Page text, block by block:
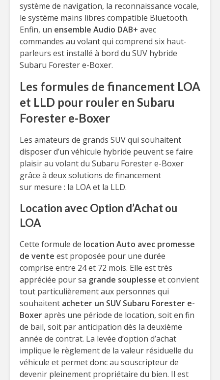
système de navigation, la reconnaissance vocale,
le système mains libres compatible Bluetooth.
Enfin, un ensemble Audio DAB+ avec
commandes au volant qui comprend six haut-
parleurs est installé à bord du SUV hybride
Subaru Forester e-Boxer.
Les formules de financement LOA
et LLD pour rouler en Subaru
Forester e-Boxer
Les amateurs de grands SUV qui souhaitent
disposer d’un véhicule hybride peuvent se faire
plaisir au volant du Subaru Forester e-Boxer
grâce à deux solutions de financement
sur mesure : la LOA et la LLD.
Location avec Option d’Achat ou
LOA
Cette formule de location Auto avec promesse
de vente est proposée pour une durée
comprise entre 24 et 72 mois. Elle est très
appréciée pour sa grande souplesse et convient
tout particulièrement aux personnes qui
souhaitent acheter un SUV Subaru Forester e-
Boxeraprès une période de location, soit en fin
de bail, soit par anticipation dès la deuxième
année de contrat. La levée d’option d’achat
implique le règlement de la valeur résiduelle du
véhicule et permet donc au souscripteur de
devenir pleinement propriétaire du bien. Il est